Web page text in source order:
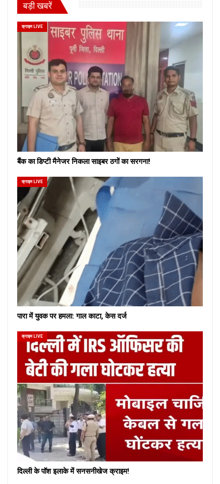
बड़ी खबरें
क्राइम LIVE
बैंक का डिप्टी मैनेजर निकला साइबर ठगों का सरगना!
क्राइम LIVE
पारा में युवक पर हमला: गाल काटा, केस दर्ज
क्राइम LIVE
दिल्ली के पॉश इलाके में सनसनीखेज क्राइम!